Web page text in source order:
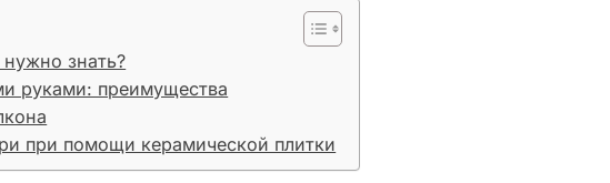
знать?
руками: преимущества
при помощи керамической плитки